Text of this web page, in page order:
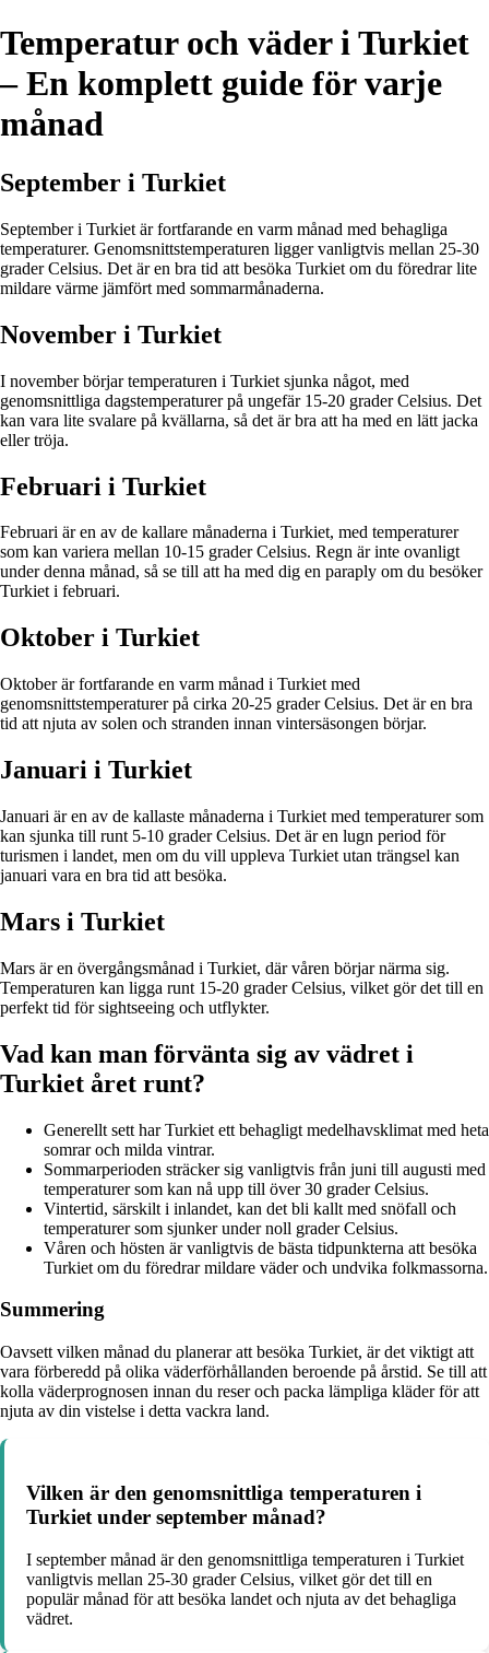
Temperatur och väder i Turkiet
– En komplett guide för varje
månad
September i Turkiet
September i Turkiet är fortfarande en varm månad med behagliga
temperaturer. Genomsnittstemperaturen ligger vanligtvis mellan 25-30
grader Celsius. Det är en bra tid att besöka Turkiet om du föredrar lite
mildare värme jämfört med sommarmånaderna.
November i Turkiet
I november börjar temperaturen i Turkiet sjunka något, med
genomsnittliga dagstemperaturer på ungefär 15-20 grader Celsius. Det
kan vara lite svalare på kvällarna, så det är bra att ha med en lätt jacka
eller tröja.
Februari i Turkiet
Februari är en av de kallare månaderna i Turkiet, med temperaturer
som kan variera mellan 10-15 grader Celsius. Regn är inte ovanligt
under denna månad, så se till att ha med dig en paraply om du besöker
Turkiet i februari.
Oktober i Turkiet
Oktober är fortfarande en varm månad i Turkiet med
genomsnittstemperaturer på cirka 20-25 grader Celsius. Det är en bra
tid att njuta av solen och stranden innan vintersäsongen börjar.
Januari i Turkiet
Januari är en av de kallaste månaderna i Turkiet med temperaturer som
kan sjunka till runt 5-10 grader Celsius. Det är en lugn period för
turismen i landet, men om du vill uppleva Turkiet utan trängsel kan
januari vara en bra tid att besöka.
Mars i Turkiet
Mars är en övergångsmånad i Turkiet, där våren börjar närma sig.
Temperaturen kan ligga runt 15-20 grader Celsius, vilket gör det till en
perfekt tid för sightseeing och utflykter.
Vad kan man förvänta sig av vädret i
Turkiet året runt?
Generellt sett har Turkiet ett behagligt medelhavsklimat med heta
somrar och milda vintrar.
Sommarperioden sträcker sig vanligtvis från juni till augusti med
temperaturer som kan nå upp till över 30 grader Celsius.
Vintertid, särskilt i inlandet, kan det bli kallt med snöfall och
temperaturer som sjunker under noll grader Celsius.
Våren och hösten är vanligtvis de bästa tidpunkterna att besöka
Turkiet om du föredrar mildare väder och undvika folkmassorna.
Summering
Oavsett vilken månad du planerar att besöka Turkiet, är det viktigt att
vara förberedd på olika väderförhållanden beroende på årstid. Se till att
kolla väderprognosen innan du reser och packa lämpliga kläder för att
njuta av din vistelse i detta vackra land.
Vilken är den genomsnittliga temperaturen i
Turkiet under september månad?
I september månad är den genomsnittliga temperaturen i Turkiet
vanligtvis mellan 25-30 grader Celsius, vilket gör det till en
populär månad för att besöka landet och njuta av det behagliga
vädret.